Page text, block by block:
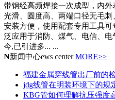
带钢经高频焊接一次成型，内
光滑、圆度高、两端口径无毛
安装方便，使用配套专用工具
泛应用于消防、煤气、电信、
今,已引进多... ...
N新闻中心ews center MORE>>
福建金属穿线管出厂前的
jdg线管在明装环境下的规
KBG管如何理解抗压强度